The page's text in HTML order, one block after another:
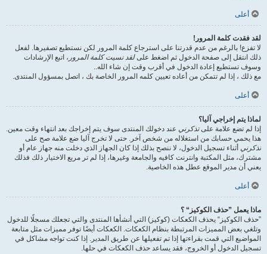
أعلى
لقد فقدت كلمة المرور!
لا تفزع! بالرغم من عدم قدرتنا على استرجاع كلمة المرور لكن نستطيع تصفيرها. لفعل
ذلك انتقل إلى صفحة الدخول ثم اضغط علىلقد نسيت كلمة المرور ، اتبع الإرشادات
وسوف تستطيع إعادة الدخول في أقرب وقت إن شاء الله..
مع ذلك ، إذا لم تتمكن من أعاده تعيين كلمه المرور الخاصة بك ، اتصل بمسؤول المنتدى.
أعلى
لماذا يتم إخراجي آليا؟
إذا لم تضع علامة علىتذكرني عند دخولك المنتدى سوف يتم إخراجك بعد انتهاء وقت معين.
هذا يحمي حسابك من استغلاله من شخص آخر. حتى لا تخرج آليا ضع علامة صح على
تذكرني أثناء تسجيل الدخول، لا ننصح بذلك إذا كان الجهاز الذي دخلت منه جهاز عام أو
مشترك، مثل المكتبة وانترنت كافيه والجامعة وغيرها، إذا لم تر مربع الاختيار ذلك فذلك
يعني أن مدير الموقع عطل هذه الخاصية.
أعلى
ماذا يعمل ”حذف الكوكيز“ ؟
”حذف الكوكيز“ يحذف الكعكات (كوكيز) التي أنشأها المنتدى والتي تجعلك مسجلًا للدخول
وتلغي بعض المميزات المرتبطة بنظام الكعكات. الكعكات أيضًا توفر مميزات مثل متابعة
المواضيع التي قمت بقراءتها إذا تم تفعيلها عن طريق المدير. إذا كنت تواجه مشاكل في
تسجيل الدخول أو الخروج، فقد يساعد حذف الكعكات في حلها.